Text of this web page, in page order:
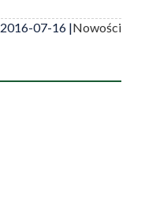
2016-07-16 |Nowości